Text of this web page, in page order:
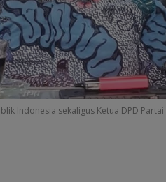
Indonesia sekaligus Ketua DPD